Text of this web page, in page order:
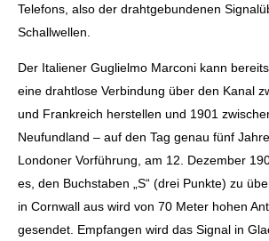
Telefons, also der drahtgebundenen
Schallwellen.
Der Italiener Guglielmo Marconi kann
eine drahtlose Verbindung über den Kanal
und Frankreich herstellen und 1901
Neufundland – auf den Tag genau fünf
Londoner Vorführung, am 12. Dezember
es, den Buchstaben „S“ (drei Punkte) zu
in Cornwall aus wird von 70 Meter hohen
gesendet. Empfangen wird das Signal in